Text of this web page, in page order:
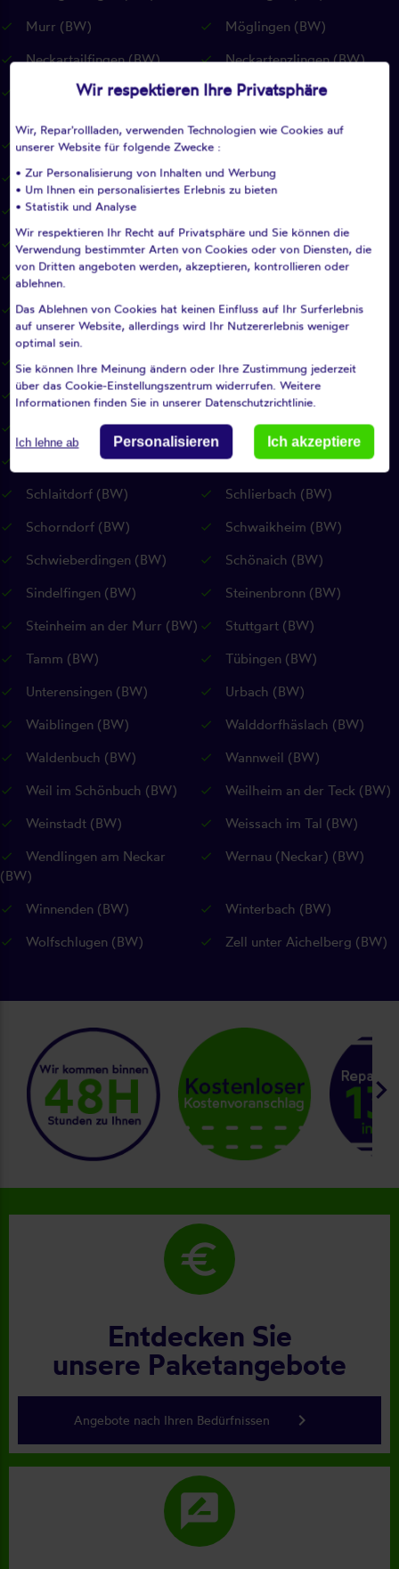
Murr (BW)
Möglingen (BW)
Neckartailfingen (BW)
Neckartenzlingen (BW)
Neuffen (BW)
Neuhausen auf den Fildern
Notzingen (BW)
Oberboihingen (BW)
Ohmden (BW)
Ostfildern (BW)
Pfullingen (BW)
Pleidelsheim (BW)
Pliezhausen (BW)
Plochingen (BW)
Plüderhausen (BW)
Reichenbach an der Fils
(BW)
Remseck am Neckar (BW)
Remshalden (BW)
Renningen (BW)
Reutlingen (BW)
Riederich (BW)
Rudersberg (BW)
Rutesheim (BW)
Sankt Johann (RP)
Schlaitdorf (BW)
Schlierbach (BW)
Schorndorf (BW)
Schwaikheim (BW)
Schwieberdingen (BW)
Schönaich (BW)
Sindelfingen (BW)
Steinenbronn (BW)
Steinheim an der Murr (BW)
Stuttgart (BW)
Tamm (BW)
Tübingen (BW)
Unterensingen (BW)
Urbach (BW)
Waiblingen (BW)
Walddorfhäslach (BW)
Waldenbuch (BW)
Wannweil (BW)
Weil im Schönbuch (BW)
Weilheim an der Teck (BW)
Weinstadt (BW)
Weissach im Tal (BW)
Wendlingen am Neckar
(BW)
Wernau (Neckar) (BW)
Winnenden (BW)
Winterbach (BW)
Wolfschlugen (BW)
Zell unter Aichelberg (BW)
keyboard_arrow_right
euro
Entdecken Sie
unsere Paketangebote
Angebote nach Ihren Bedürfnissen keyboard_arrow_right
rate_review
Wir respektieren Ihre Privatsphäre
Wir, Repar'rollladen, verwenden Technologien wie Cookies auf
unserer Website für folgende Zwecke :
• Zur Personalisierung von Inhalten und Werbung
• Um Ihnen ein personalisiertes Erlebnis zu bieten
• Statistik und Analyse
Wir respektieren Ihr Recht auf Privatsphäre und Sie können die
Verwendung bestimmter Arten von Cookies oder von Diensten, die
von Dritten angeboten werden, akzeptieren, kontrollieren oder
ablehnen.
Das Ablehnen von Cookies hat keinen Einfluss auf Ihr Surferlebnis
auf unserer Website, allerdings wird Ihr Nutzererlebnis weniger
optimal sein.
Sie können Ihre Meinung ändern oder Ihre Zustimmung jederzeit
über das Cookie-Einstellungszentrum widerrufen. Weitere
Informationen finden Sie in unserer Datenschutzrichtlinie.
Ich lehne ab Personalisieren Ich akzeptiere